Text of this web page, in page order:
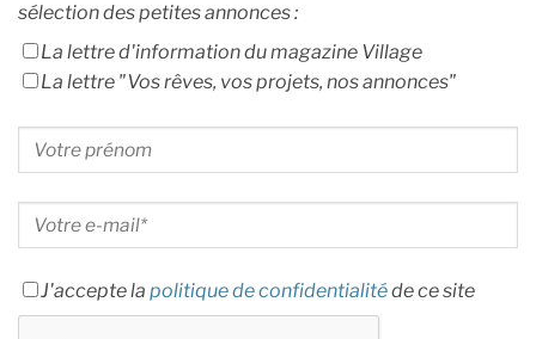
sélection des petites annonces :
La lettre d'information du magazine Village
La lettre "Vos rêves, vos projets, nos annonces"
J'accepte la politique de confidentialitéde ce site